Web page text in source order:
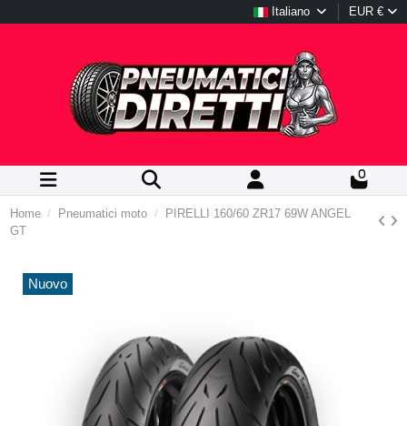
Italiano EUR €
0
Home Pneumatici moto
PIRELLI 160/60 ZR17 69W ANGEL
GT
Nuovo